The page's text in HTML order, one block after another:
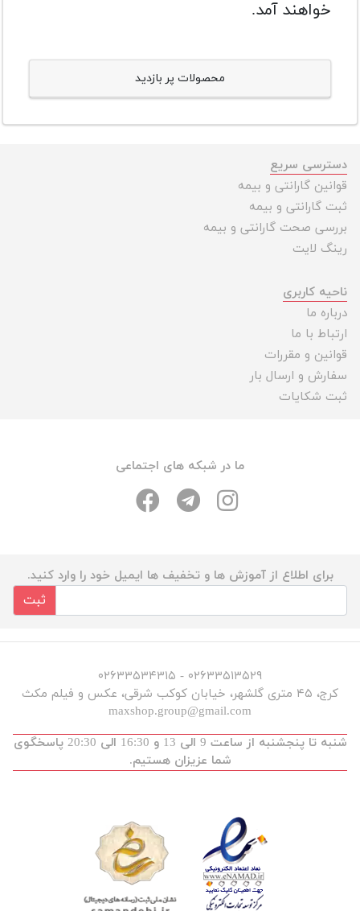
خواهند آمد.
محصولات پر بازدید
دسترسی سریع
قوانین گارانتی و بیمه
ثبت گارانتی و بیمه
بررسی صحت گارانتی و بیمه
رینگ لایت
ناحیه کاربری
درباره ما
ارتباط با ما
قوانین و مقررات
سفارش و ارسال بار
ثبت شکایات
ما در شبکه های اجتماعی
برای اطلاع از آموزش ها و تخفیف ها ایمیل خود را وارد کنید.
ثبت
۰۲۶۳۳۵۱۳۵۲۹ - ۰۲۶۳۳۵۳۴۳۱۵
کرج، ۴۵ متری گلشهر، خیابان کوکب شرقی، عکس و فیلم مکث
maxshop.group@gmail.com
شنبه تا پنجشنبه از ساعت 9 الی 13 و 16:30 الی 20:30 پاسخگوی
شما عزیزان هستیم.